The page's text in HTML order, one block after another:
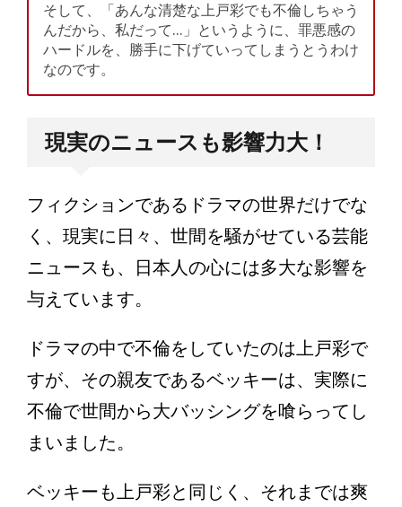
そして、「あんな清楚な上戸彩でも不倫しちゃう
んだから、私だって…」というように、罪悪感の
ハードルを、勝手に下げていってしまうとうわけ
なのです。
現実のニュースも影響力大！
フィクションであるドラマの世界だけでな
く、現実に日々、世間を騒がせている芸能
ニュースも、日本人の心には多大な影響を
与えています。
ドラマの中で不倫をしていたのは上戸彩で
すが、その親友であるベッキーは、実際に
不倫で世間から大バッシングを喰らってし
まいました。
ベッキーも上戸彩と同じく、それまでは爽